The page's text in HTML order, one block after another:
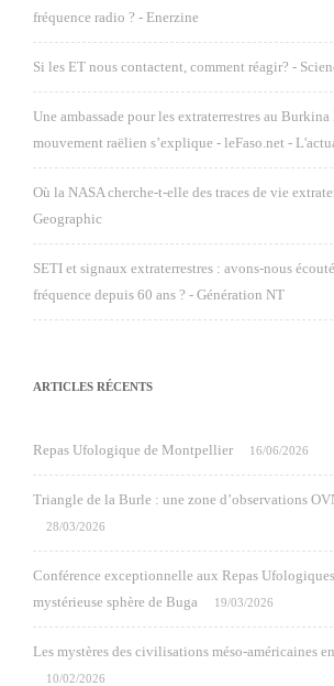
fréquence radio ? - Enerzine
Si les ET nous contactent, comment réagir? -
Une ambassade pour les extraterrestres au Burkina
mouvement raëlien s’explique - leFaso.net -
Où la NASA cherche-t-elle des traces de vie
Geographic
SETI et signaux extraterrestres : avons-nous
fréquence depuis 60 ans ? - Génération NT
ARTICLES RÉCENTS
Repas Ufologique de Montpellier 16/06/2026
Triangle de la Burle : une zone d’observations
28/03/2026
Conférence exceptionnelle aux Repas
mystérieuse sphère de Buga
19/03/2026
Les mystères des civilisations méso-américaines
10/02/2026